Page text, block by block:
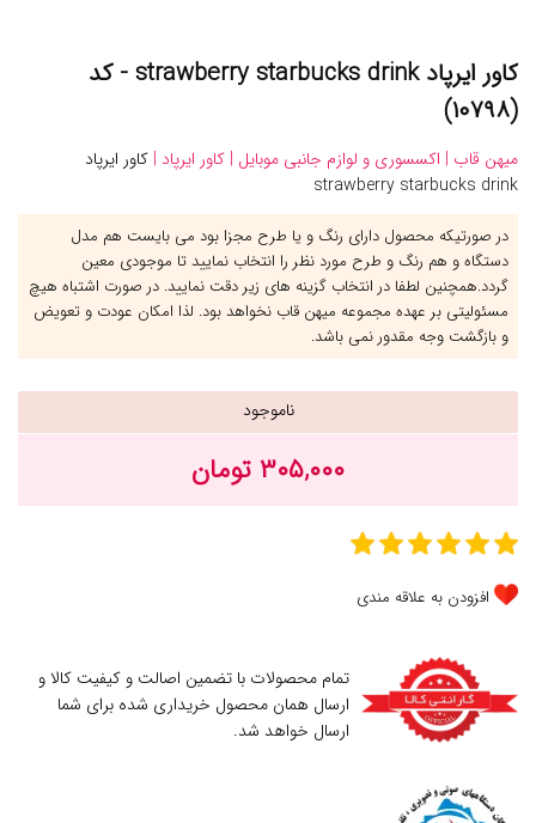
کاور ایرپاد strawberry starbucks drink - کد
(۱۰۷۹۸)
میهن قاب | اکسسوری و لوازم جانبی موبایل | کاور ایرپاد | کاور ایرپاد
strawberry starbucks drink
در صورتیکه محصول دارای رنگ و یا طرح مجزا بود می بایست هم مدل
دستگاه و هم رنگ و طرح مورد نظر را انتخاب نمایید تا موجودی معین
گردد.همچنین لطفا در انتخاب گزینه های زیر دقت نمایید. در صورت اشتباه هیچ
مسئولیتی بر عهده مجموعه میهن قاب نخواهد بود. لذا امکان عودت و تعویض
و بازگشت وجه مقدور نمی باشد.
ناموجود
۳۰۵,۰۰۰ تومان
افزودن به علاقه مندی
تمام محصولات با تضمین اصالت و کیفیت کالا و
ارسال همان محصول خریداری شده برای شما
ارسال خواهد شد.